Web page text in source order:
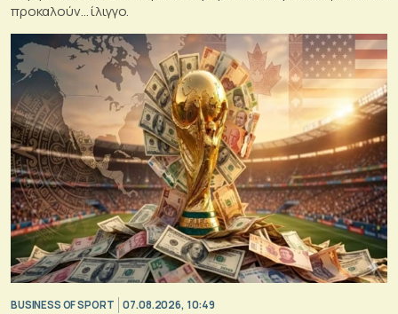
προκαλούν… ίλιγγο.
BUSINESS OF SPORT 07.08.2026, 10:49